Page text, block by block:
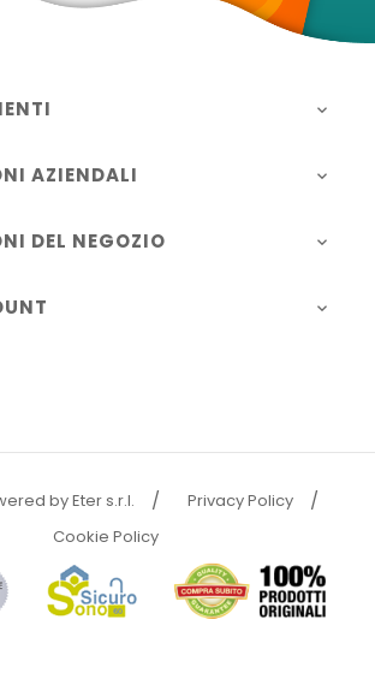

AZIENDALI 
DEL NEGOZIO 

by Eter s.r.l.
Privacy Policy
Cookie Policy